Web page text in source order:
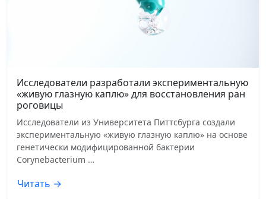
Исследователи разработали экспериментальную
«живую глазную каплю» для восстановления ран
роговицы
Исследователи из Университета Питтсбурга создали
экспериментальную «живую глазную каплю» на основе
генетически модифицированной бактерии
Corynebacterium …
Читать →